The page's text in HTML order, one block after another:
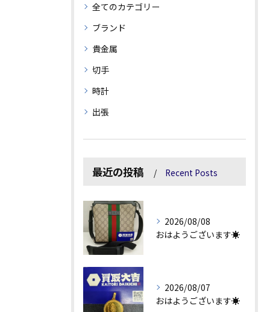
全てのカテゴリー
ブランド
貴金属
切手
時計
出張
最近の投稿 Recent Posts
2026/08/08
おはようございます☀
2026/08/07
おはようございます☀